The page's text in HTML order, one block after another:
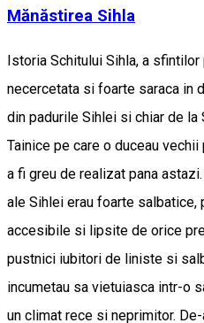
Mănăstirea Sihla
Istoria Schitului Sihla, a
necercetata si foarte saraca in
din padurile Sihlei si chiar de
Tainice pe care o duceau
a fi greu de realizat pana
ale Sihlei erau foarte
accesibile si lipsite de orice
pustnici iubitori de liniste si
incumetau sa vietuiasca intr-o
un climat rece si neprimitor.